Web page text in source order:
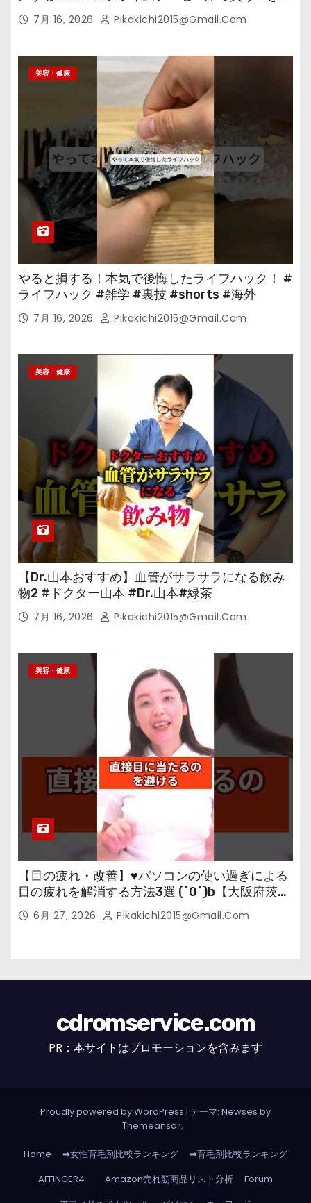
の 7月 16, 2026 Pikakichi2015@gmail.com
美容・健康
やると損する！本気で後悔したライフハック！ #
ライフハック #雑学 #裏技 #shorts #海外
7月 16, 2026 Pikakichi2015@gmail.com
美容・健康
【Dr.山本おすすめ】血管がサラサラになる飲み
物2 #ドクター山本 #Dr.山本#緑茶
7月 16, 2026 Pikakichi2015@gmail.com
美容・健康
【目の疲れ・改善】♥パソコンの使い過ぎによる
目の疲れを解消する方法3選 (^0^)b【大阪府茨木
市の女性・美容鍼灸・整体師が教えます。】
6月 27, 2026 Pikakichi2015@gmail.com
cdromservice.com
PR：本サイトはプロモーションを含みます
Proudly powered by WordPress | テーマ: Newses by
Themeansar。
Home ➡女性育毛剤比較ランキング
➡育毛剤比較ランキング
AFFINGER4
Amazon売れ筋商品リスト分析
Forum